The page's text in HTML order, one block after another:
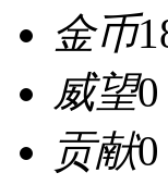
金币
威望0
贡献0